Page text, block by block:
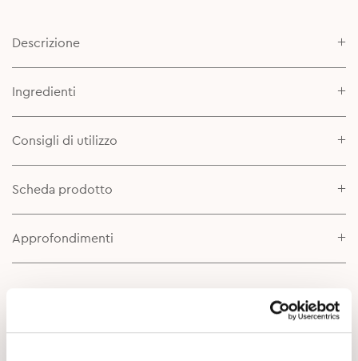
Descrizione
Ingredienti
Consigli di utilizzo
Scheda prodotto
Approfondimenti